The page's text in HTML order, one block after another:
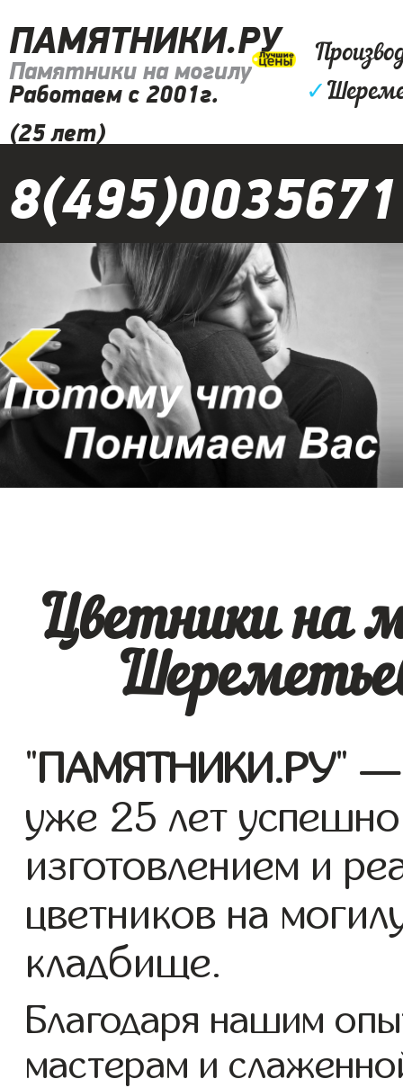
ПАМЯТНИКИ.РУ
Памятники на могилу
Работаем с 2001г.
(25 лет)
✓
8(495)0035671
Цветники на
"ПАМЯТНИКИ.РУ" —
уже 25 лет
изготовлением и
цветников на
кладбище.
Благодаря нашим
мастерам и